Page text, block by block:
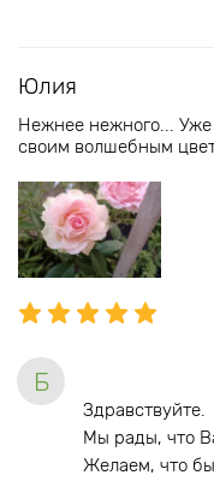
Юлия
Нежнее нежного... Уже
своим волшебным
Б
Здравствуйте.
Мы рады, что
Желаем, что